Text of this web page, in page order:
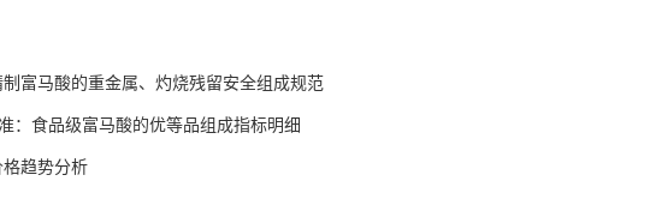
富马酸的重金属、灼烧残留安全组成规范
：食品级富马酸的优等品组成指标明细
格趋势分析